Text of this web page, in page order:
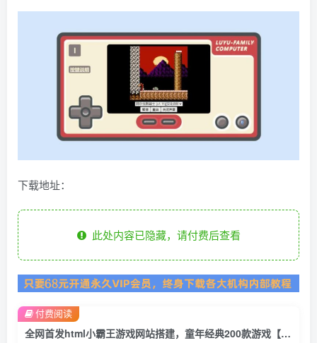
下载地址：
此处内容已隐藏，请付费后查看
全网首发html小霸王游戏网站搭建，童年经典200款游戏【源码+教程】
付费阅读